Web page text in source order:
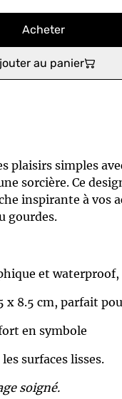
Acheter
au panier
plaisirs simples
sorcière. Ce
inspirante à vos
gourdes.
et waterproof,
x 8.5 cm, parfait
en symbole
surfaces lisses.
soigné.